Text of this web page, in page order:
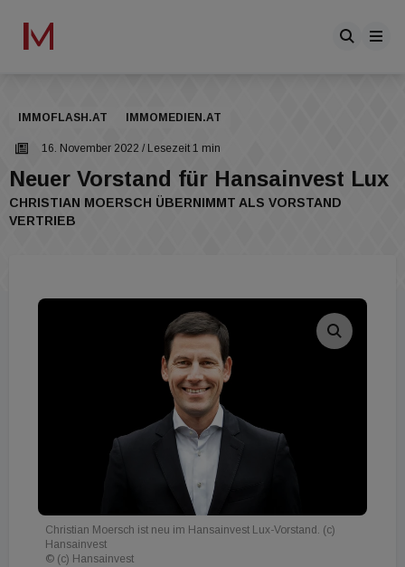
IMMOFLASH.AT IMMOMEDIEN.AT
16. November 2022 / Lesezeit 1 min
Neuer Vorstand für Hansainvest Lux
CHRISTIAN MOERSCH ÜBERNIMMT ALS VORSTAND
VERTRIEB
Christian Moersch ist neu im Hansainvest Lux-Vorstand. (c)
Hansainvest
© (c) Hansainvest